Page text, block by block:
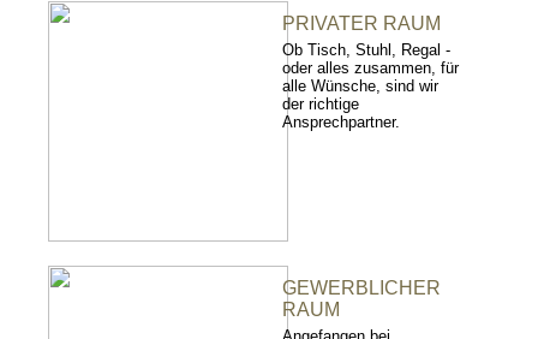
PRIVATER RAUM
Ob Tisch, Stuhl, Regal -
oder alles zusammen, für
alle Wünsche, sind wir
der richtige
Ansprechpartner.
GEWERBLICHER
RAUM